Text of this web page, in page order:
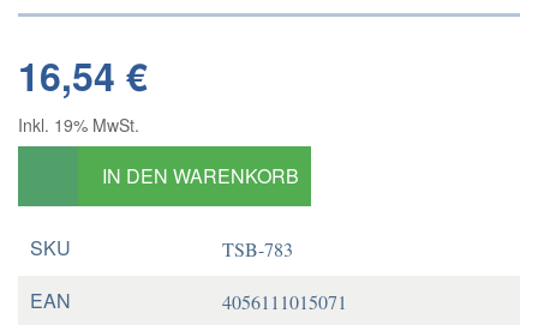
16,54 €
Inkl. 19% MwSt.
IN DEN WARENKORB
SKU TSB-783
EAN 4056111015071